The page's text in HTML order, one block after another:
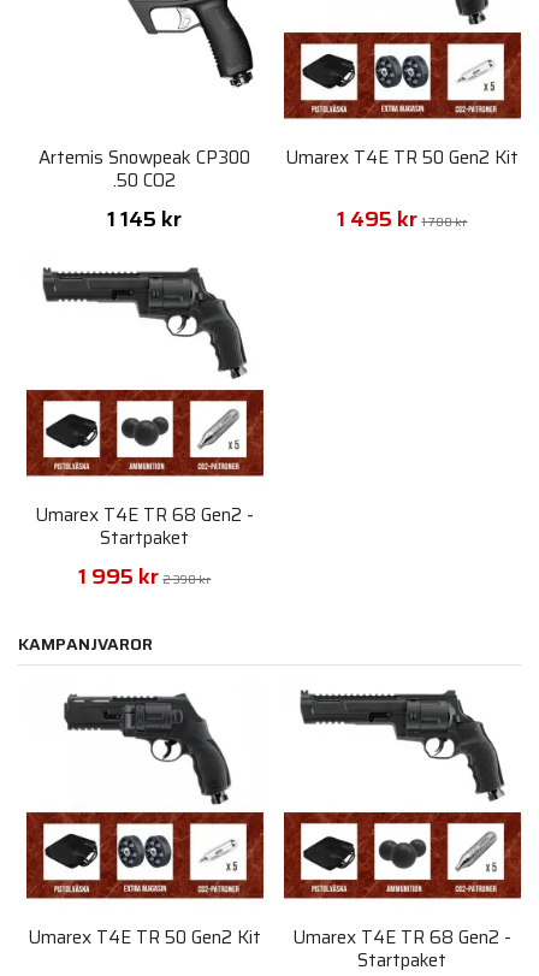
Artemis Snowpeak CP300
.50 CO2
1 145 kr
Umarex T4E TR 50 Gen2 Kit
1 495 kr 1 780 kr
Umarex T4E TR 68 Gen2 -
Startpaket
1 995 kr 2 390 kr
KAMPANJVAROR
Umarex T4E TR 50 Gen2 Kit Umarex T4E TR 68 Gen2 -
Startpaket